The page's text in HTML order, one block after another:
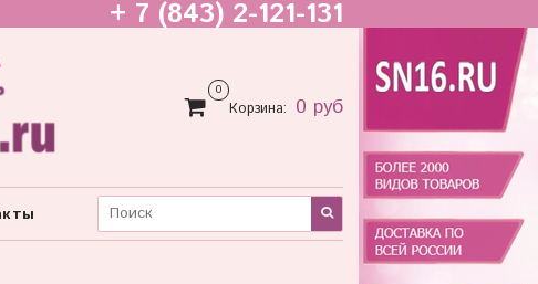
+ 7 (843) 2-121-131
0
Корзина: 0 руб